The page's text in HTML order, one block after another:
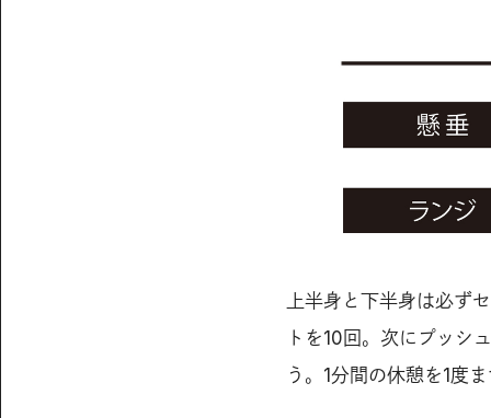
上半身と下半身は必ず
トを10回。次にプッシ
う。1分間の休憩を1度